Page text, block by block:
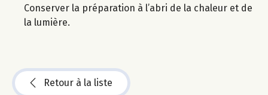
Conserver la préparation à l’abri de la chaleur et de
la lumière.
Retour à la liste